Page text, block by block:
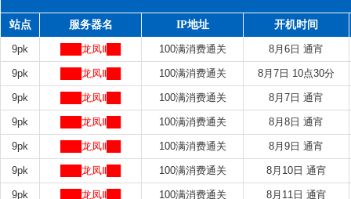
站点 服务器名 IP地址 开机时间
9pk ███龙凤Ⅱ██ 100满消费通关 8月6日 通宵
9pk ███龙凤Ⅱ██ 100满消费通关 8月7日 10点30分
9pk ███龙凤Ⅱ██ 100满消费通关 8月7日 通宵
9pk ███龙凤Ⅱ██ 100满消费通关 8月8日 通宵
9pk ███龙凤Ⅱ██ 100满消费通关 8月9日 通宵
9pk ███龙凤Ⅱ██ 100满消费通关 8月10日 通宵
9pk ███龙凤Ⅱ██ 100满消费通关 8月11日 通宵